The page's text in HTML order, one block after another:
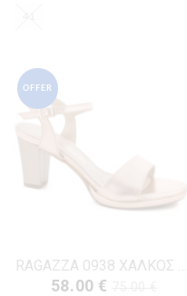
OFFER
RAGAZZA 0938 ΧΑΛΚΟΣ ΔΕΡΜΑ
58.00 €